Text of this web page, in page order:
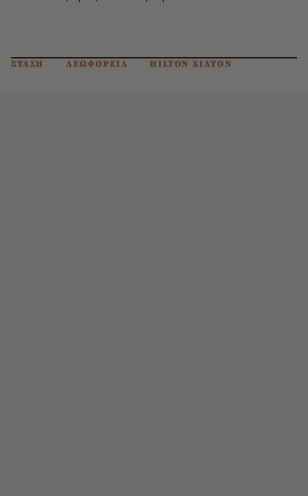
ΣΤΑΣΗ ΛΕΩΦΟΡΕΙΑ HILTON ΧΙΛΤΟΝ